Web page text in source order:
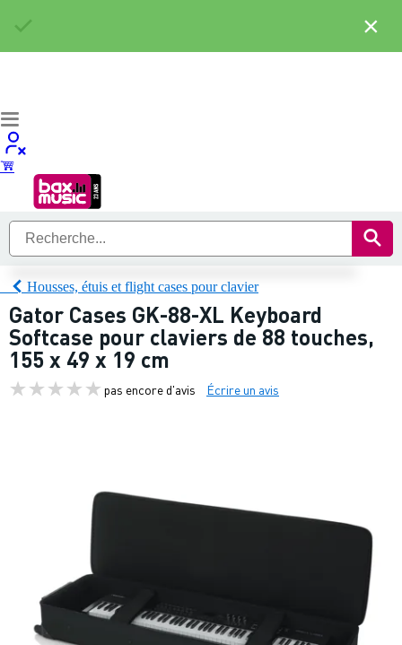
Housses, étuis et flight cases pour clavier
Gator Cases GK-88-XL Keyboard
Softcase pour claviers de 88 touches,
155 x 49 x 19 cm
pas encore d'avis Écrire un avis
×